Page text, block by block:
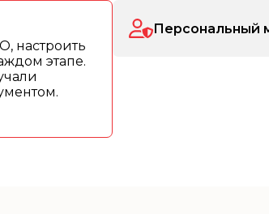
настроить
этапе.
Персональный